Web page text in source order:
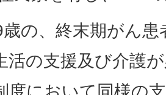
の、終末期がん患
活の支援及び介護
度において同様の